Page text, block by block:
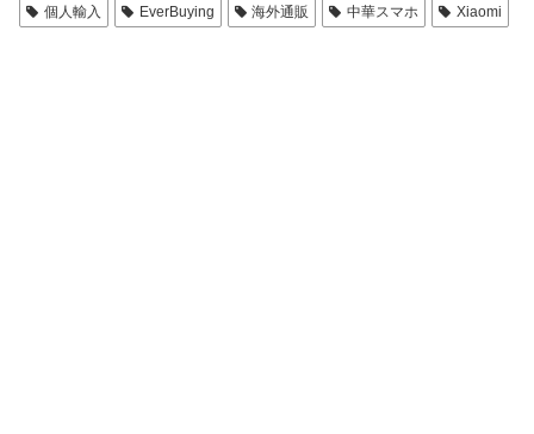
個人輸入 EverBuying 海外通販 中華スマホ Xiaomi